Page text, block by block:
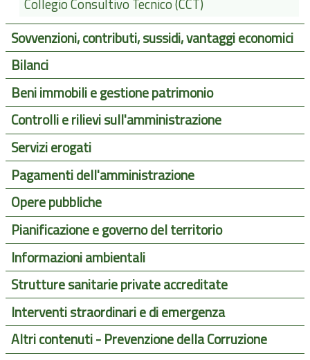
Collegio Consultivo Tecnico (CCT)
Sovvenzioni, contributi, sussidi, vantaggi economici
Bilanci
Beni immobili e gestione patrimonio
Controlli e rilievi sull'amministrazione
Servizi erogati
Pagamenti dell'amministrazione
Opere pubbliche
Pianificazione e governo del territorio
Informazioni ambientali
Strutture sanitarie private accreditate
Interventi straordinari e di emergenza
Altri contenuti - Prevenzione della Corruzione